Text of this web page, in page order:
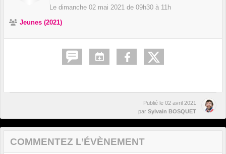
Le dimanche 02 mai 2021 de 09h30 à 11h
Jeunes (2021)
Publié le 02 avril 2021
par Sylvain BOSQUET
COMMENTEZ L’ÉVÈNEMENT